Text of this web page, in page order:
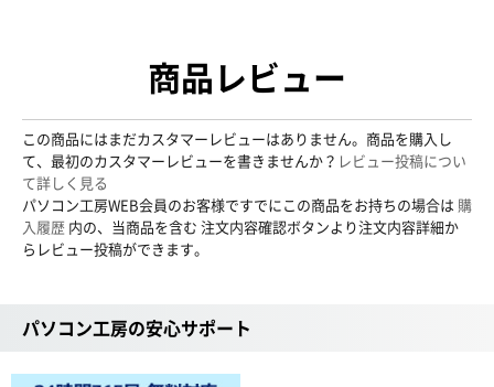
商品レビュー
この商品にはまだカスタマーレビューはありません。商品を購入し
て、最初のカスタマーレビューを書きませんか？ レビュー投稿につい
て詳しく見る
パソコン工房WEB会員のお客様ですでにこの商品をお持ちの場合は 購
入履歴 内の、当商品を含む 注文内容確認ボタンより注文内容詳細か
らレビュー投稿ができます。
パソコン工房の安心サポート